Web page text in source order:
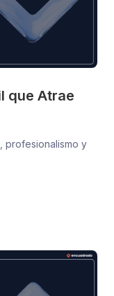
que Atrae
profesionalismo y